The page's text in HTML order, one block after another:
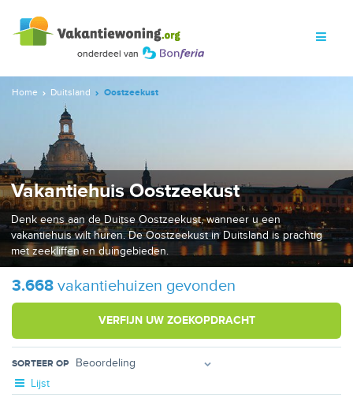
Home Duitsland Oostzeekust
Vakantiehuis Oostzeekust
Denk eens aan de Duitse Oostzeekust, wanneer u een
vakantiehuis wilt huren. De Oostzeekust in Duitsland is prachtig
met zeekliffen en duingebieden.
3.668 vakantiehuizen gevonden
VERFIJN UW ZOEKOPDRACHT
SORTEER OP
Lijst